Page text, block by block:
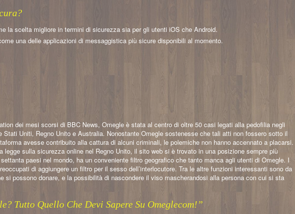
la scelta migliore in termini di sicurezza sia per gli utenti iOS che Android.
una delle applicazioni di messaggistica più sicure disponibili al momento.
dei mesi scorsi di BBC News, Omegle è stata al centro di oltre 50 casi legati alla pedofilia negli
Stati Uniti, Regno Unito e Australia. Nonostante Omegle sostenesse che tali atti non fossero sotto il
avesse contribuito alla cattura di alcuni criminali, le polemiche non hanno accennato a placarsi.
legge sulla sicurezza online nel Regno Unito, il sito web si è trovato in una posizione sempre più
paesi nel mondo, ha un conveniente filtro geografico che tanto manca agli utenti di Omegle. I
di aggiungere un filtro per il sesso dell’interlocutore. Tra le altre funzioni interessanti sono da
si possono donare, e la possibilità di nascondere il viso mascherandosi alla persona con cui si sta
Tutto Quello Che Devi Sapere Su Omeglecom!”